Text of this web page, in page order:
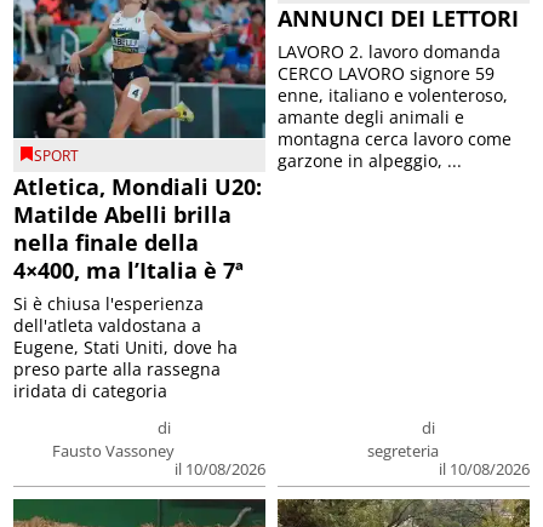
SPORT
Atletica, Mondiali U20:
Matilde Abelli brilla
nella finale della
4×400, ma l’Italia è 7ª
di
Fausto Vassoney
il 10/08/2026
Si è chiusa l'esperienza
dell'atleta valdostana a
Eugene, Stati Uniti, dove ha
preso parte alla rassegna
iridata di categoria
ANNUNCI DEI LETTORI
di
segreteria
il 10/08/2026
LAVORO 2. lavoro domanda
CERCO LAVORO signore 59
enne, italiano e volenteroso,
amante degli animali e
montagna cerca lavoro come
garzone in alpeggio, ...